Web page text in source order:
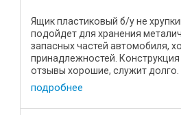
Ящик пластиковый б/у не
подойдет для хранения
запасных частей автомобиля,
принадлежностей.
отзывы хорошие, служит долго.
600х400х260 материал ...
подробнее